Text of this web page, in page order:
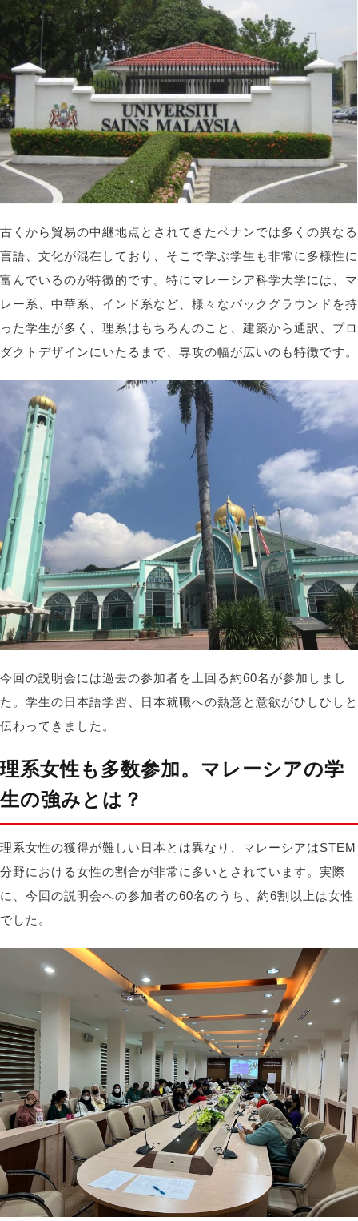
古くから貿易の中継地点とされてきたペナンでは多くの異なる
言語、文化が混在しており、そこで学ぶ学生も非常に多様性に
富んでいるのが特徴的です。特にマレーシア科学大学には、マ
レー系、中華系、インド系など、様々なバックグラウンドを持
った学生が多く、理系はもちろんのこと、建築から通訳、プロ
ダクトデザインにいたるまで、専攻の幅が広いのも特徴です。
今回の説明会には過去の参加者を上回る約60名が参加しまし
た。学生の日本語学習、日本就職への熱意と意欲がひしひしと
伝わってきました。
理系女性も多数参加。マレーシアの学
生の強みとは？
理系女性の獲得が難しい日本とは異なり、マレーシアはSTEM
分野における女性の割合が非常に多いとされています。実際
に、今回の説明会への参加者の60名のうち、約6割以上は女性
でした。